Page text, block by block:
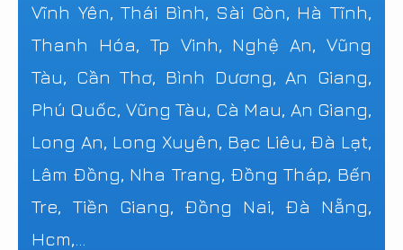
Vĩnh Yên, Thái Bình, Sài Gòn, Hà Tĩnh,
Thanh Hóa, Tp Vinh, Nghệ An, Vũng
Tàu, Cần Thơ, Bình Dương, An Giang,
Phú Quốc, Vũng Tàu, Cà Mau, An Giang,
Long An, Long Xuyên, Bạc Liêu, Đà Lạt,
Lâm Đồng, Nha Trang, Đồng Tháp, Bến
Tre, Tiền Giang, Đồng Nai, Đà Nẵng,
Hcm,...